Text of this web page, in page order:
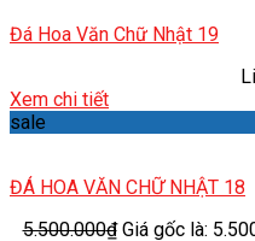
Đá Hoa Văn Chữ Nhật 19
Xem chi tiết
sale
ĐÁ HOA VĂN CHỮ NHẬT 18
5.500.000₫ Giá gốc là: